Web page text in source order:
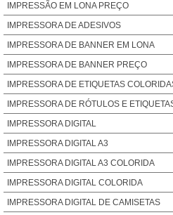
IMPRESSÃO EM LONA PREÇO
IMPRESSORA DE ADESIVOS
IMPRESSORA DE BANNER EM LONA
IMPRESSORA DE BANNER PREÇO
IMPRESSORA DE ETIQUETAS
IMPRESSORA DE RÓTULOS E
IMPRESSORA DIGITAL
IMPRESSORA DIGITAL A3
IMPRESSORA DIGITAL A3 COLORIDA
IMPRESSORA DIGITAL COLORIDA
IMPRESSORA DIGITAL DE CAMISETAS